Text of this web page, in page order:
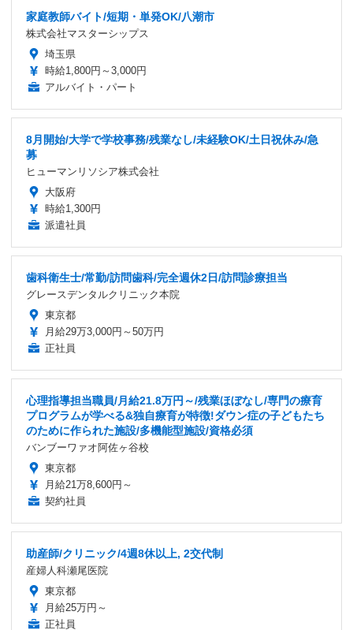
家庭教師バイト/短期・単発OK/八潮市
株式会社マスターシップス
埼玉県
時給1,800円～3,000円
アルバイト・パート
8月開始/大学で学校事務/残業なし/未経験OK/土日祝休み/急
募
ヒューマンリソシア株式会社
大阪府
時給1,300円
派遣社員
歯科衛生士/常勤/訪問歯科/完全週休2日/訪問診療担当
グレースデンタルクリニック本院
東京都
月給29万3,000円～50万円
正社員
心理指導担当職員/月給21.8万円～/残業ほぼなし/専門の療育
プログラムが学べる&独自療育が特徴!ダウン症の子どもたち
のために作られた施設/多機能型施設/資格必須
バンブーワァオ阿佐ヶ谷校
東京都
月給21万8,600円～
契約社員
助産師/クリニック/4週8休以上, 2交代制
産婦人科瀬尾医院
東京都
月給25万円～
正社員